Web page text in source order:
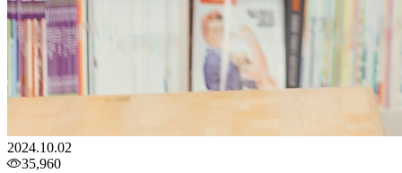
2024.10.02
35,960